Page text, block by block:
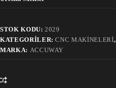
STOK KODU: 2029
KATEGORILER:CNC MAKINELERI,
MARKA: ACCUWAY